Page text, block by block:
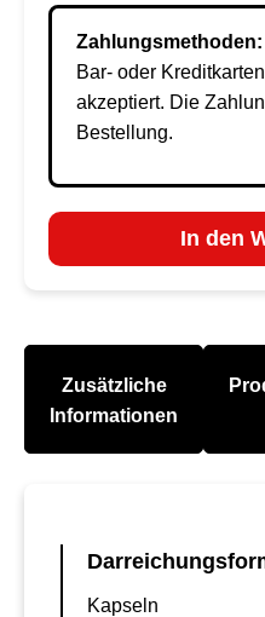
Zahlungsmethoden:
Bar- oder
akzeptiert. Die
Bestellung.
In den
Zusätzliche
Informationen
Kapseln